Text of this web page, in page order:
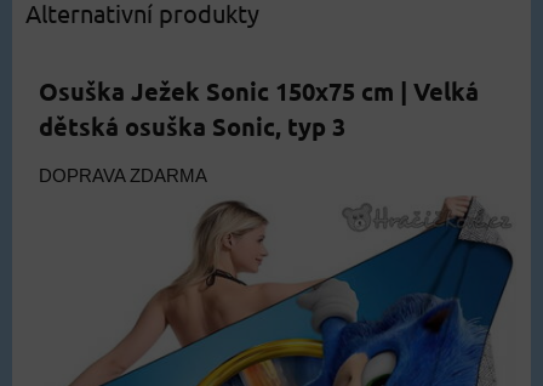
Alternativní produkty
Osuška Ježek Sonic 150x75 cm | Velká
dětská osuška Sonic, typ 3
DOPRAVA ZDARMA